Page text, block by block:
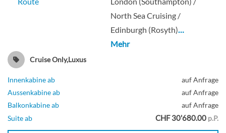
North Sea Cruising /
Edinburgh (Rosyth)…
Mehr
Cruise Only,Luxus
Innenkabine ab
auf Anfrage
Aussenkabine ab
auf Anfrage
Balkonkabine ab
auf Anfrage
Suite ab
CHF 30'680.00 p.P.